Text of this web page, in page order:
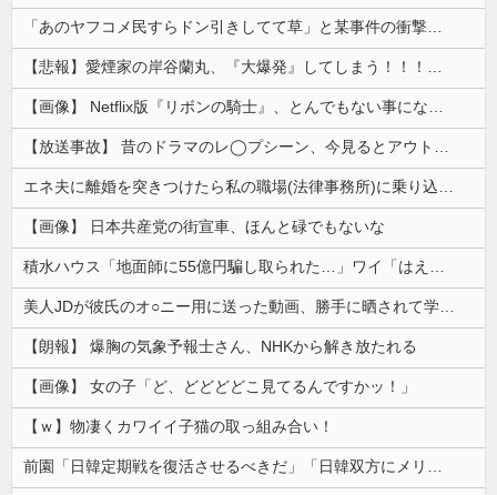
【画像】 日本共産党の街宣車、ほんと碌でもないな
【朗報】 爆胸の気象予報士さん、NHKから解き放たれる
【画像】 女の子「ど、どどどどこ見てるんですかッ！」
【ｗ】物凄くカワイイ子猫の取っ組み合い！